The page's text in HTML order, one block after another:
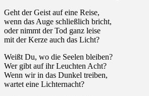
Geht der Geist auf eine Reise,
wenn das Auge schließlich bricht,
oder nimmt der Tod ganz leise
mit der Kerze auch das Licht?
Weißt Du, wo die Seelen bleiben?
Wer gibt auf ihr Leuchten Acht?
Wenn wir in das Dunkel treiben,
wartet eine Lichternacht?